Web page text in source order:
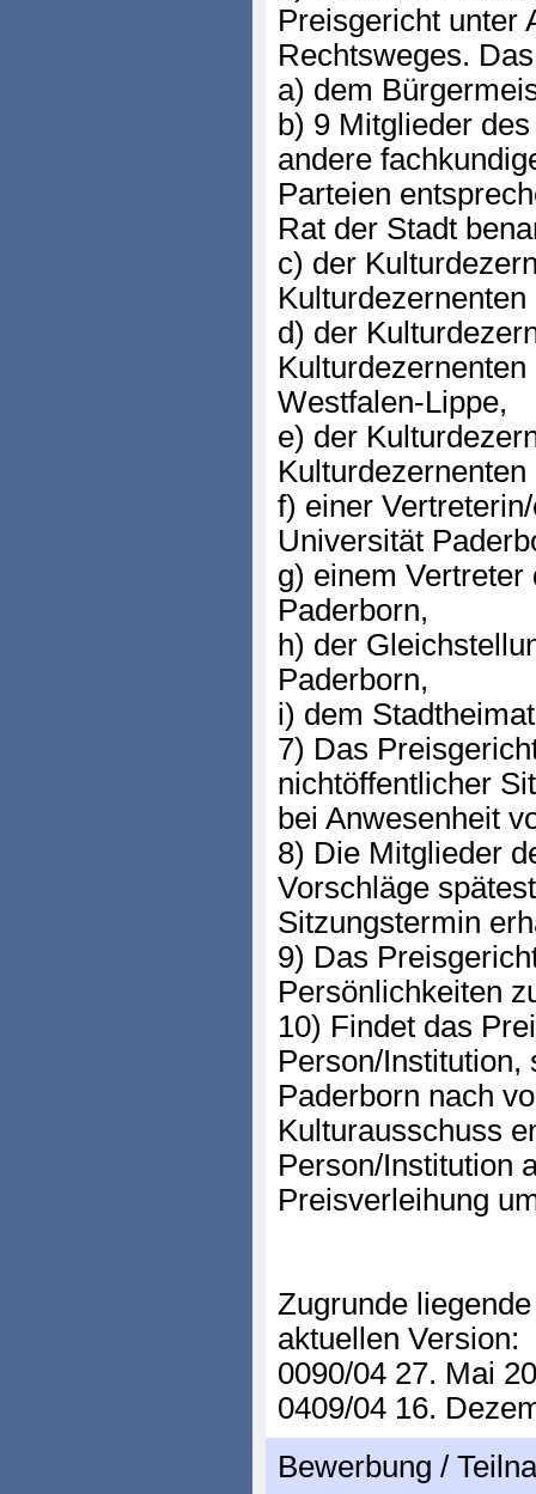
Preisgericht unter
Rechtsweges.
a) dem
b) 9 Mitglieder
andere
Parteien
Rat der Stadt
c) der
d) der
Westfalen-Lippe,
e) der
f) einer
Universität
g) einem
Paderborn,
h) der
Paderborn,
i) dem
7) Das
nichtöffentlicher
bei Anwesenheit
8) Die Mitglieder
Vorschläge
Sitzungstermin
9) Das
Persönlichkeiten
10) Findet das
Person/Institution,
Paderborn nach
Kulturausschuss
Person/Institution
Preisverleihung
Zugrunde
aktuellen Version:
0090/04 27. Mai
0409/04 16.
Bewerbung /